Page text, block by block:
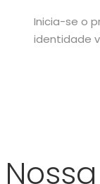
Inicia-se o
identidade